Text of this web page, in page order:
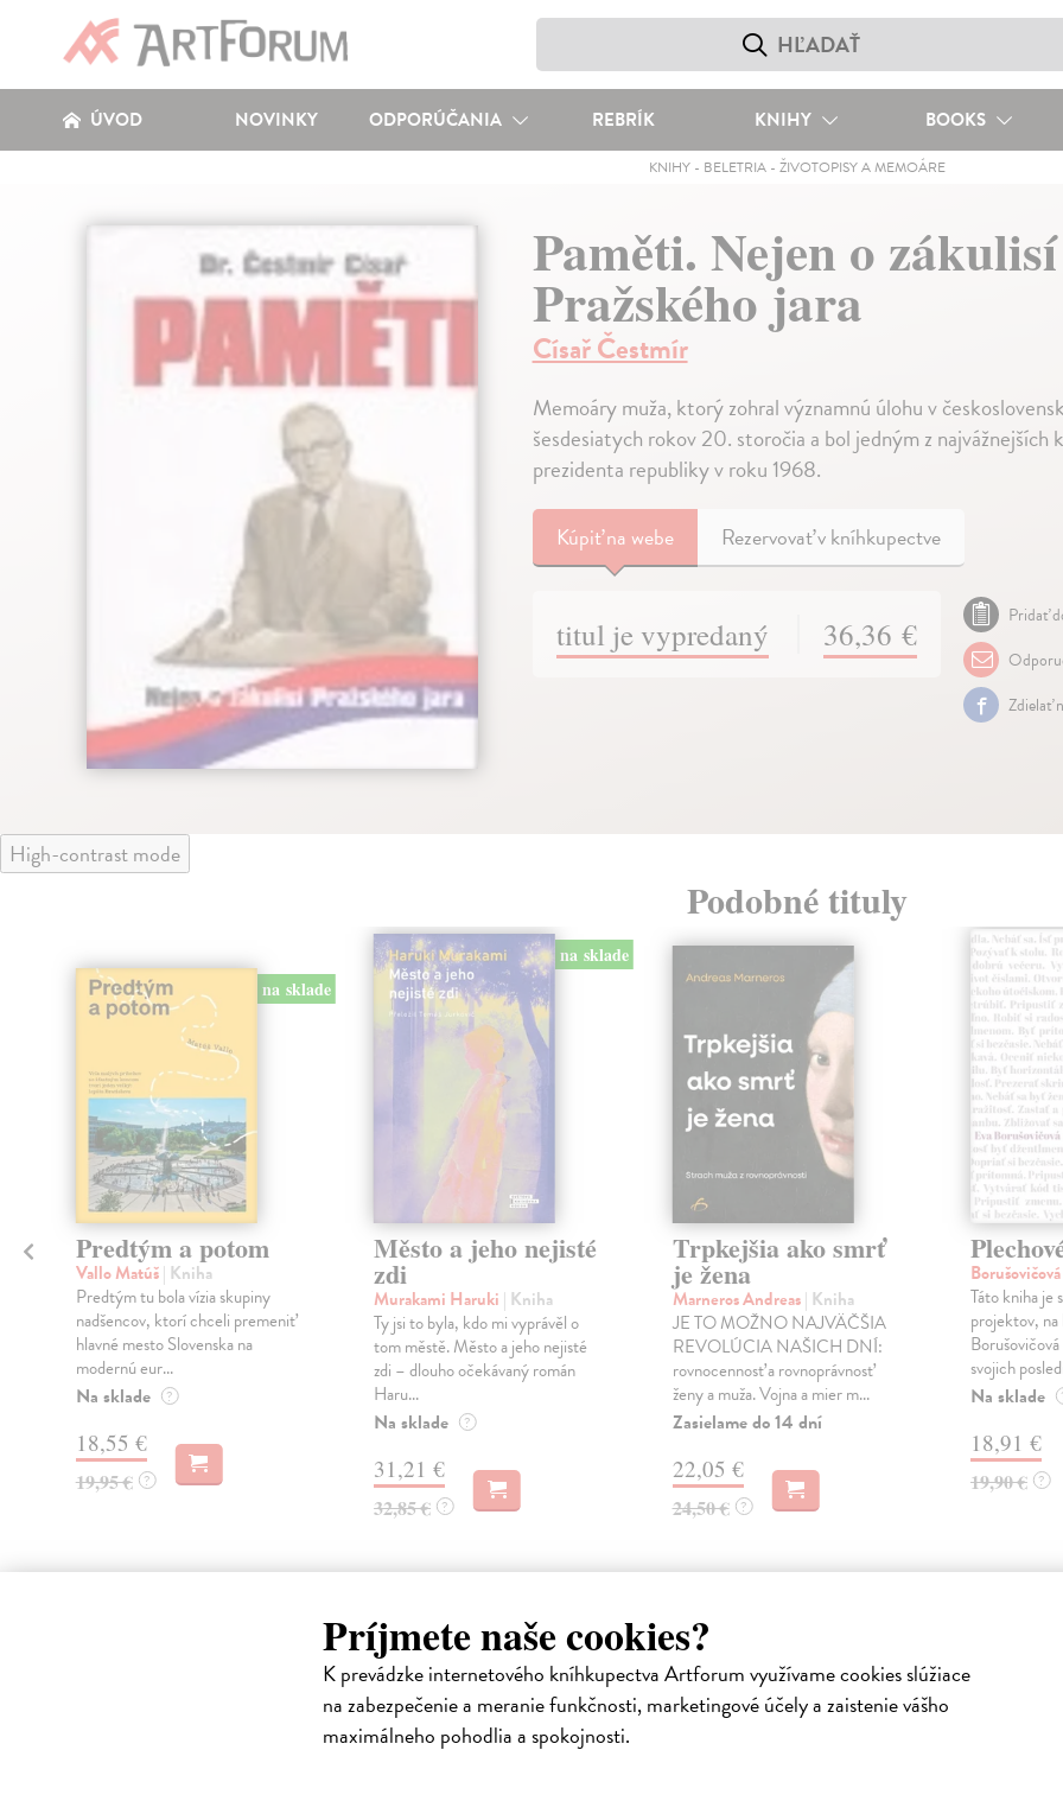
Príjmete naše cookies?
K prevádzke internetového kníhkupectva Artforum využívame cookies slúžiace
na zabezpečenie a meranie funkčnosti, marketingové účely a zaistenie vášho
maximálneho pohodlia a spokojnosti.
ÚVOD NOVINKY ODPORÚČANIA REBRÍK KNIHY BOOKS
KNIHY- BELETRIA- ŽIVOTOPISY A MEMOÁRE
Paměti. Nejen o zákulisí
Pražského jara
Císař Čestmír
Memoáry muža, ktorý zohral významnú úlohu v
šesdesiatych rokov 20. storočia a bol jedným z najvážnejších
prezidenta republiky v roku 1968.
Kúpiťna webe Rezervovať v kníhkupectve
titul je vypredaný 36,36 €
Pridať
Zdielať
High-contrast mode
Podobné tituly
na sklade
Predtým a potom
Vallo Matúš| Kniha
Predtým tu bola vízia skupiny
nadšencov, ktorí chceli premeniť
hlavné mesto Slovenska na
modernú eur...
Na sklade ?
18,55 €
19,95 € ?
na sklade
Město a jeho nejisté
zdi
Murakami Haruki | Kniha
Ty jsi to byla, kdo mi vyprávěl o
tom městě. Město a jeho nejisté
zdi – dlouho očekávaný román
Haru...
Na sklade ?
31,21 €
32,85 € ?
Trpkejšia ako smrť
je žena
Marneros Andreas| Kniha
JE TO MOŽNO NAJVÄČŠIA
REVOLÚCIA NAŠICH DNÍ:
rovnocennosť a rovnoprávnosť
ženy a muža. Vojna a mier m...
Zasielame do 14 dní
22,05 €
24,50 € ?
Táto kniha je
projektov,
svojich
Na sklade
18,91 €
19,90 € ?
Čitatelia s podobným vkusom si kúpili
na sklade